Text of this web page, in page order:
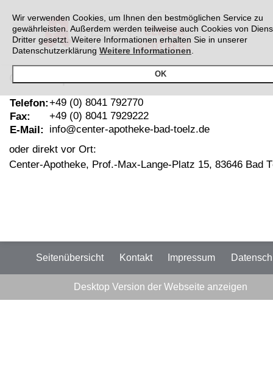
Telefon:+49 (0) 8041 792770
Fax:
+49 (0) 8041 7929222
E-Mail: info@center-apotheke-bad-toelz.de
oder direkt vor Ort:
Center-Apotheke, Prof.-Max-Lange-Platz 15, 83646 Bad
Wir verwenden Cookies, um Ihnen den bestmöglichen Service zu
gewährleisten. Außerdem werden teilweise auch Cookies von
Dritter gesetzt. Weitere Informationen erhalten Sie in unserer
Datenschutzerklärung Weitere Informationen
OK
Seitenübersicht Kontakt Impressum
Desktop Version der Webseite anzeigen